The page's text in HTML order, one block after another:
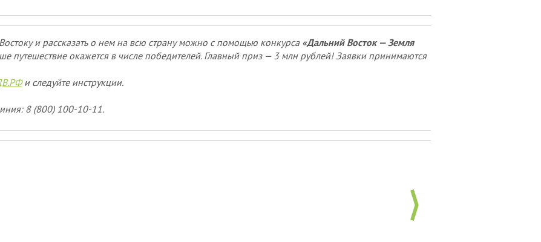
и рассказать о нем на всю страну можно с помощью конкурса «Дальний Восток — Земля
путешествие окажется в числе победителей. Главный приз — 3 млн рублей! Заявки принимаются
и следуйте инструкции.
8 (800) 100-10-11.